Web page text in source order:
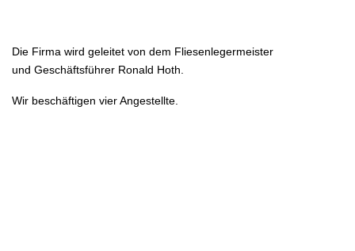
Die Firma wird geleitet von dem Fliesenlegermeister
und Geschäftsführer Ronald Hoth.
Wir beschäftigen vier Angestellte.